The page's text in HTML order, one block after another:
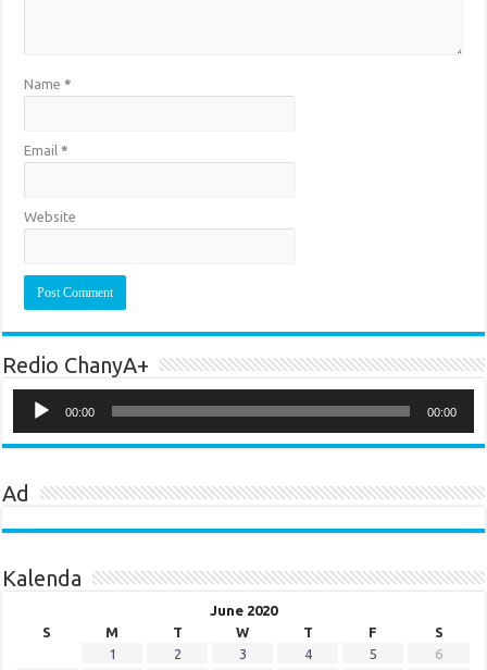
Name*
Email*
Website
Redio ChanyA+
Player
00:00 00:00
Ad
Kalenda
June 2020
S
M T W T F
S
1
2 3 4 5
6